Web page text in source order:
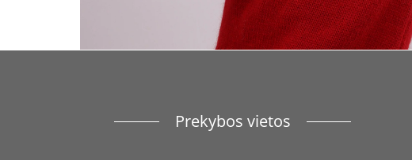
Prekybos vietos